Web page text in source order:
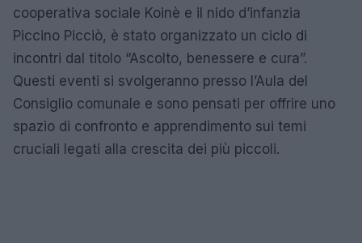
cooperativa sociale Koinè e il nido d’infanzia
Piccino Picciò, è stato organizzato un ciclo di
incontri dal titolo “Ascolto, benessere e cura”.
Questi eventi si svolgeranno presso l’Aula del
Consiglio comunale e sono pensati per offrire uno
spazio di confronto e apprendimento sui temi
cruciali legati alla crescita dei più piccoli.